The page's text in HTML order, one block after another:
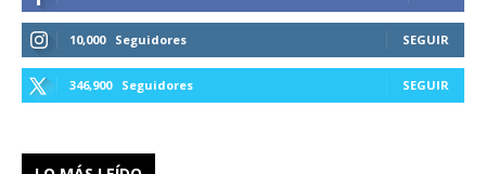
10,000 Seguidores SEGUIR
346,900 Seguidores SEGUIR